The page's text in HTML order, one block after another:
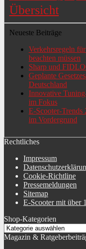
Übersicht
Neueste Beiträge
Verkehrsregeln
beachten müssen
Sharp und
Geplante
Deutschland
Innovative
im Fokus
E-Scooter-
im Vordergrund
Rechtliches
Impressum
Cookie-Richtline
Pressemeldungen
Sitemap
E-Scooter mit über
Shop-Kategorien
Magazin &